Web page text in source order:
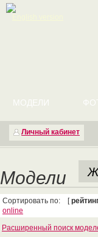
Личный кабинет
МОДЕЛИ
Модели
Сортировать по: [
online
Расширенный поиск